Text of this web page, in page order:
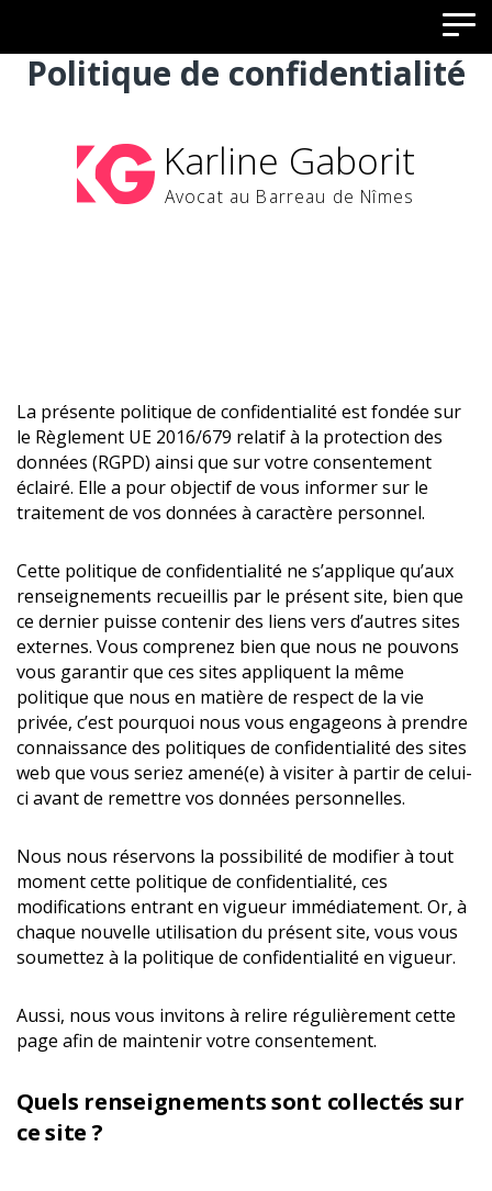
Politique de confidentialité
Karline Gaborit
Avocat au Barreau de Nîmes
La présente politique de confidentialité est fondée sur
le Règlement UE 2016/679 relatif à la protection des
données (RGPD) ainsi que sur votre consentement
éclairé. Elle a pour objectif de vous informer sur le
traitement de vos données à caractère personnel.
Cette politique de confidentialité ne s’applique qu’aux
renseignements recueillis par le présent site, bien que
ce dernier puisse contenir des liens vers d’autres sites
externes. Vous comprenez bien que nous ne pouvons
vous garantir que ces sites appliquent la même
politique que nous en matière de respect de la vie
privée, c’est pourquoi nous vous engageons à prendre
connaissance des politiques de confidentialité des sites
web que vous seriez amené(e) à visiter à partir de celui-
ci avant de remettre vos données personnelles.
Nous nous réservons la possibilité de modifier à tout
moment cette politique de confidentialité, ces
modifications entrant en vigueur immédiatement. Or, à
chaque nouvelle utilisation du présent site, vous vous
soumettez à la politique de confidentialité en vigueur.
Aussi, nous vous invitons à relire régulièrement cette
page afin de maintenir votre consentement.
Quels renseignements sont collectés sur
ce site ?